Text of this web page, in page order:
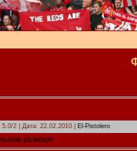
2 | Дата: 22.02.2010 | El-Pistolero
размере